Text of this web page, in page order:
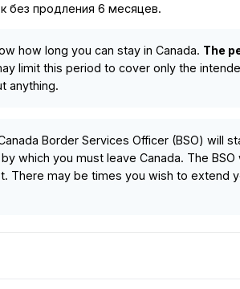
без продления 6 месяцев.
how long you can stay in Canada. The
limit this period to cover only the
anything.
Border Services Officer (BSO) will
which you must leave Canada. The BSO
There may be times you wish to extend